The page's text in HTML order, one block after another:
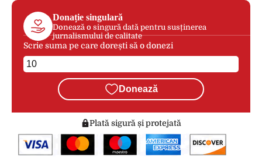
Donație singulară
Donează o singură dată pentru susținerea
jurnalismului de calitate
Scrie suma pe care dorești să o donezi
Donează
Plată sigură și protejată